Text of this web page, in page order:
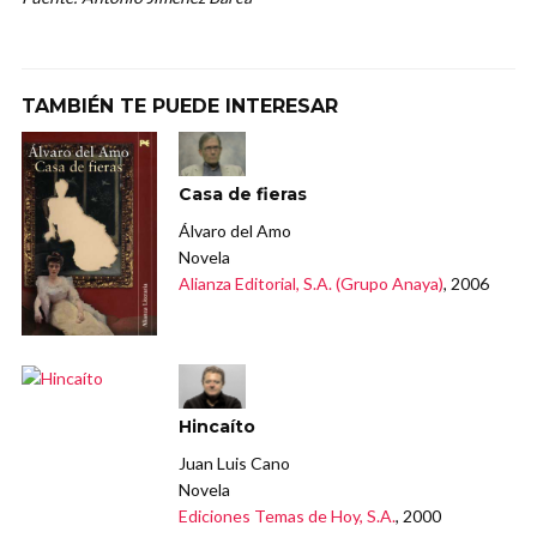
TAMBIÉN TE PUEDE INTERESAR
Casa de fieras
Álvaro del Amo
Novela
Alianza Editorial, S.A. (Grupo Anaya), 2006
Hincaíto
Juan Luis Cano
Novela
Ediciones Temas de Hoy, S.A., 2000